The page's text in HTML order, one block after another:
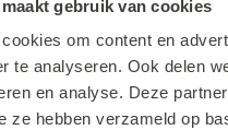
gebruik van cookies
om content en
te analyseren. Ook delen
en analyse. Deze
ze hebben verzameld op